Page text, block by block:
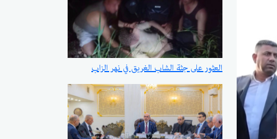
العثور على جثة الشاب الغريق في نهر الزاب